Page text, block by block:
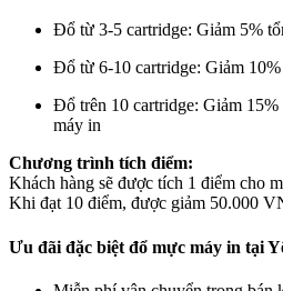
Đổ từ 3-5 cartridge: Giảm 5%
Đổ từ 6-10 cartridge: Giảm
Đổ trên 10 cartridge: Giảm
máy in
Chương trình tích điểm:
Khách hàng sẽ được tích 1 điểm cho
Khi đạt 10 điểm, được giảm 50.000
Ưu đãi đặc biệt đổ mực máy in tại